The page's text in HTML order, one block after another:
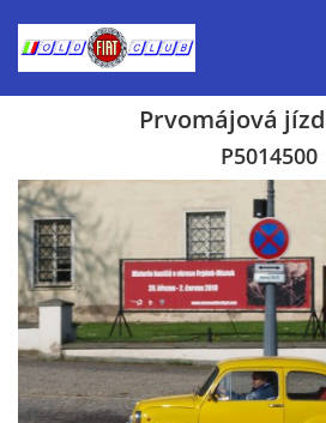
Inzerce prodej
Aktuálně-pozvánky
Kalendář veteránských akcí 2026
Prvomájová
P5014500